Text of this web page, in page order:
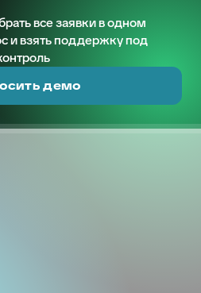
все заявки в одном
и взять поддержку под
демо